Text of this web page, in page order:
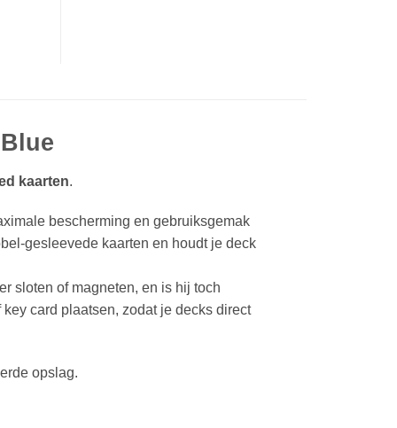
kaarten.
bescherming en gebruiksgemak
gesleevede kaarten en houdt je deck
sloten of magneten, en is hij toch
card plaatsen, zodat je decks direct
opslag.